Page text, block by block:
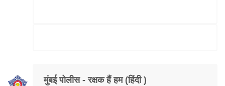
मुंबई पोलीस - रक्षक हैं हम (हिंदी )